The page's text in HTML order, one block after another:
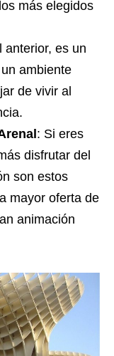
más elegidos
anterior, es un
ambiente
de vivir al
: Si eres
disfrutar del
son estos
mayor oferta de
animación